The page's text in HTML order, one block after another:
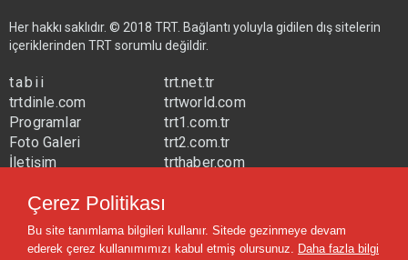
Her hakkı saklıdır. © 2018 TRT. Bağlantı yoluyla gidilen dış sitelerin
içeriklerinden TRT sorumlu değildir.
tabii
trtdinle.com
Programlar
Foto Galeri
İletişim
trt.net.tr
trtworld.com
trt1.com.tr
trt2.com.tr
trthaber.com
trtavaz.com.tr
trtmuzik.net.tr
Çerez Politikası
Bu site tanımlama bilgileri kullanır. Sitede gezinmeye devam
ederek çerez kullanımımızı kabul etmiş olursunuz. Daha fazla bilgi